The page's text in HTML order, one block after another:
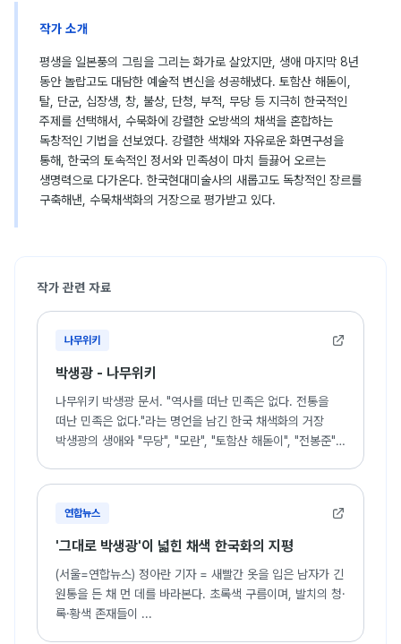
작가 소개
평생을 일본풍의 그림을 그리는 화가로 살았지만, 생애 마지막 8년
동안 놀랍고도 대담한 예술적 변신을 성공해냈다. 토함산 해돋이,
탈, 단군, 십장생, 창, 불상, 단청, 부적, 무당 등 지극히 한국적인
주제를 선택해서, 수묵화에 강렬한 오방색의 채색을 혼합하는
독창적인 기법을 선보였다. 강렬한 색채와 자유로운 화면구성을
통해, 한국의 토속적인 정서와 민족성이 마치 들끓어 오르는
생명력으로 다가온다. 한국현대미술사의 새롭고도 독창적인 장르를
구축해낸, 수묵채색화의 거장으로 평가받고 있다.
작가 관련 자료
나무위키
박생광 - 나무위키
나무위키 박생광 문서. "역사를 떠난 민족은 없다. 전통을
떠난 민족은 없다."라는 명언을 남긴 한국 채색화의 거장
박생광의 생애와 "무당", "모란", "토함산 해돋이", "전봉준"
연합뉴스
'그대로 박생광'이 넓힌 채색 한국화의 지평
(서울=연합뉴스) 정아란 기자 = 새빨간 옷을 입은 남자가 긴
원통을 든 채 먼 데를 바라본다. 초록색 구름이며, 발치의 청·
록·황색 존재들이 ...